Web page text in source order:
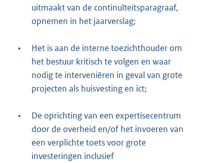
uitmaakt van de continuïteitsparagraaf,
opnemen in het jaarverslag;
•
Het is aan de interne toezichthouder om
het bestuur kritisch te volgen en waar
nodig te interveniëren in geval van grote
projecten als huisvesting en ict;
•
De oprichting van een expertisecentrum
door de overheid en/of het invoeren van
een verplichte toets voor grote
investeringen inclusief